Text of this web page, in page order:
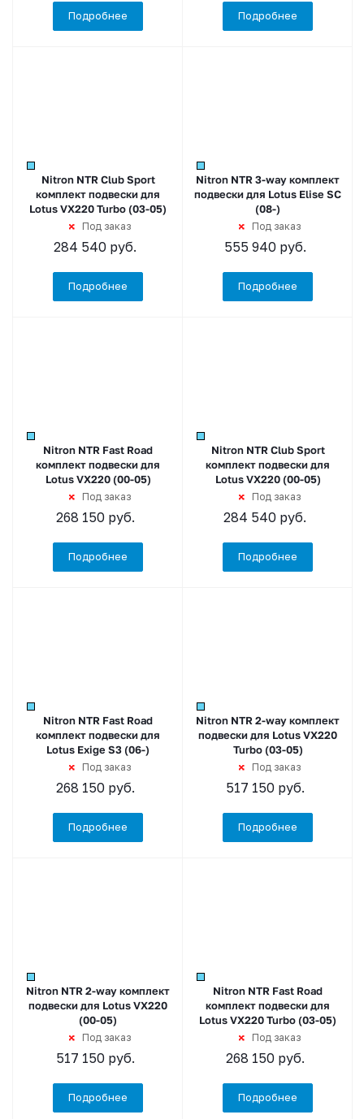
Подробнее Подробнее
Nitron NTR Club Sport
комплект подвески для
Lotus VX220 Turbo (03-05)
Под заказ
284 540 руб.
Подробнее
Nitron NTR 3-way комплект
подвески для Lotus Elise SC
(08-)
Под заказ
555 940руб.
Подробнее
Nitron NTR Fast Road
комплект подвески для
Lotus VX220 (00-05)
Под заказ
268 150руб.
Подробнее
Nitron NTR Club Sport
комплект подвески для
Lotus VX220 (00-05)
Под заказ
284 540 руб.
Подробнее
Nitron NTR Fast Road
комплект подвески для
Lotus Exige S3 (06-)
Под заказ
268 150руб.
Подробнее
Nitron NTR 2-way комплект
подвески для Lotus VX220
Turbo (03-05)
Под заказ
517 150руб.
Подробнее
Nitron NTR 2-way комплект
подвески для Lotus VX220
(00-05)
Под заказ
517 150руб.
Подробнее
Nitron NTR Fast Road
комплект подвески для
Lotus VX220 Turbo (03-05)
Под заказ
268 150руб.
Подробнее